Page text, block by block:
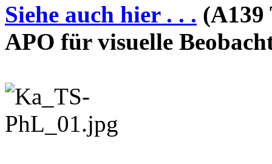
Siehe auch hier . . . (A139
APO für visuelle